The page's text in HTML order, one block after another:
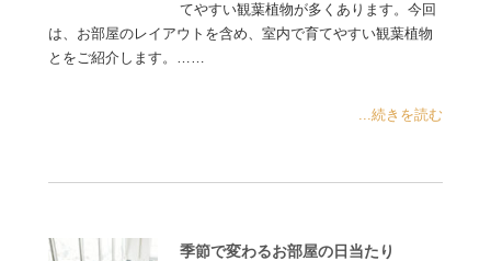
てやすい観葉植物が多くあります。今回
は、お部屋のレイアウトを含め、室内で育てやすい観葉植物
とをご紹介します。……
...続きを読む
季節で変わるお部屋の日当たり